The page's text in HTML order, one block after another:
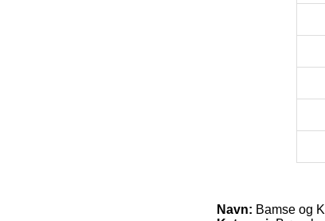
Navn: Bamse og